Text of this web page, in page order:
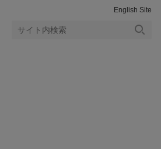
English Site